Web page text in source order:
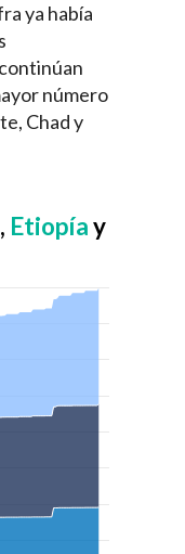
ya había
número
Chad y
, Etiopíay